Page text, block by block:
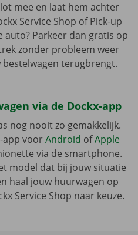
mee en laat hem achter
Service Shop of Pick-up
auto? Parkeer dan gratis op
zonder probleem weer
terugbrengt.
via de Dockx-app
nog nooit zo gemakkelijk.
app voorAndroid ofApple
via de smartphone.
model dat bij jouw situatie
haal jouw huurwagen op
Service Shop naar keuze.